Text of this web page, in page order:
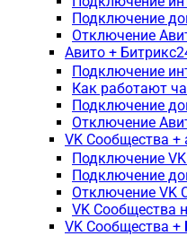
Подключение
Отключение
Авито +
Подключение
Как работают
Подключение
Отключение
VK Сообщества +
Подключение
Подключение
Отключение VK
VK Сообщества
VK Сообщества +